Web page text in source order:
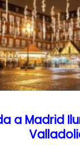
a Madrid